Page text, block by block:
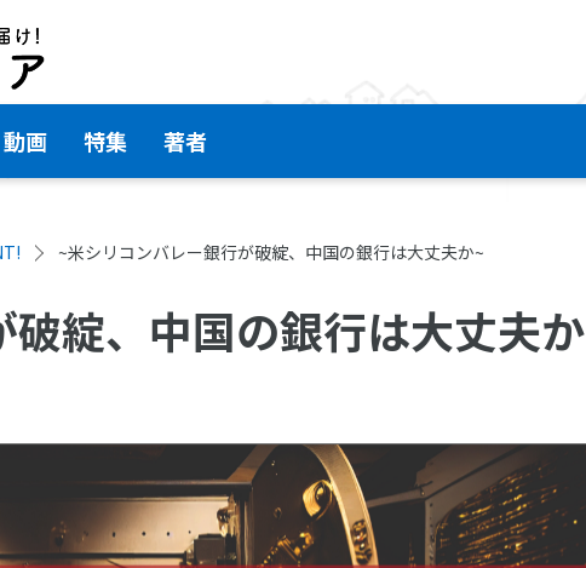
動画 特集 著者
~米シリコンバレー銀行が破綻、中国の銀行は大丈夫か~
綻、中国の銀行は大丈夫か